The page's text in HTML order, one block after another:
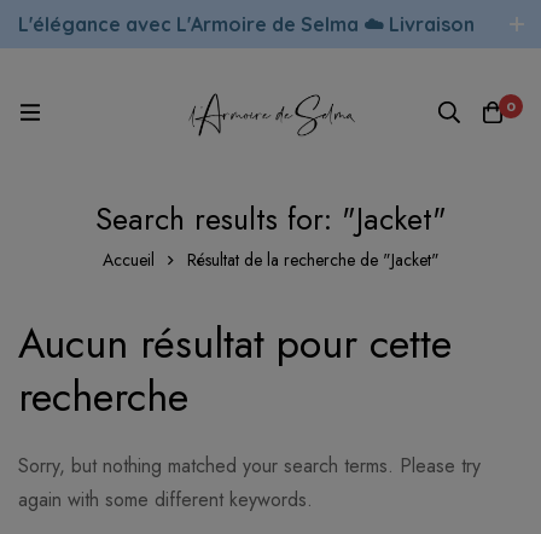
L'élégance avec L'Armoire de Selma ☁️ Livraison
rapide !
0
Search results for: "Jacket"
Accueil Résultat de la recherche de "Jacket"
Aucun résultat pour cette
recherche
Sorry, but nothing matched your search terms. Please try
again with some different keywords.